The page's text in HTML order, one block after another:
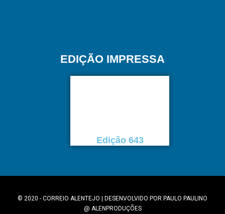
EDIÇÃO IMPRESSA
Edição 643
© 2020 - CORREIO ALENTEJO | DESENVOLVIDO POR PAULO PAULINO
@ ALENPRODUÇÕES